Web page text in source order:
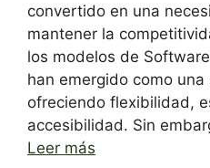
convertido en una
mantener la
los modelos de
han emergido como
ofreciendo flexibilidad,
accesibilidad. Sin
Leer más